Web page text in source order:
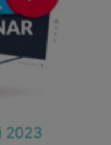
2023